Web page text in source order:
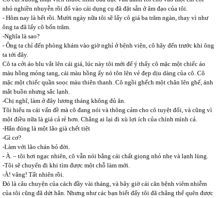
nhỏ nghiền nhuyễn rồi đổ vào cái dụng cụ đã đặt sẵn ở âm đạo của tôi.
- Hôm nay là hết rồi. Mười ngày nữa tôi sẽ lấy cô giá ba trăm ngàn, thay vì như
ông ta đã lấy cô bốn trăm.
-Nghĩa là sao?
- Ông ta chỉ đến phòng khám vào giờ nghỉ ở bệnh viện, cô hãy đến trước khi ông
ta tới đây.
Cô ta cởi áo blu vắt lên cái giá, lúc này tôi mới để ý thấy cô mặc một chiếc áo
màu hồng mỏng tang, cái màu hồng ấy nó tôn lên vẻ đẹp dịu dàng của cô. Cô
mặc một chiếc quần soọc màu thiên thanh. Cô ngồi ghếch một chân lên ghế, ánh
mắt buồn nhưng sắc lạnh.
-Chị nghĩ, làm ở đây lương tháng không đủ ăn.
Tôi hiểu ra cái vấn đề mà cô đang nói và thông cảm cho cô tuyệt đối, và cũng vì
một điều nữa là giá cả rẻ hơn. Chẳng ai lại đi xù lợi ích của chính mình cả.
-Hắn đúng là một lão già chết tiệt
-Gì cơ?
-Làm với lão chán bỏ đời.
- À. – tôi hơi ngạc nhiên, cô vẫn nói bằng cái chất giọng nhỏ nhẹ và lạnh lùng.
-Tôi sẽ chuyển đi khi tìm được một chỗ làm mới.
-À! vâng! Tất nhiên rồi.
Đó là câu chuyện của cách đầy vài tháng, và bây giờ cái căn bệnh viêm nhiễm
của tôi cũng đã dứt hẳn. Nhưng như các bạn biết đấy tôi đã chẳng thể quên được